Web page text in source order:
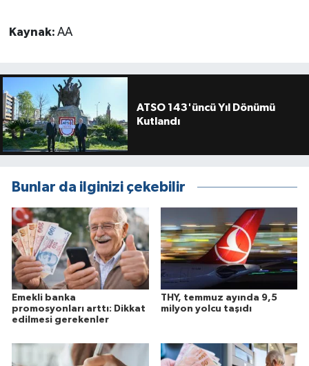
Kaynak: AA
ATSO 143'üncü Yıl Dönümü
Kutlandı
Bunlar da ilginizi çekebilir
Emekli banka
promosyonları arttı: Dikkat
edilmesi gerekenler
THY, temmuz ayında 9,5
milyon yolcu taşıdı